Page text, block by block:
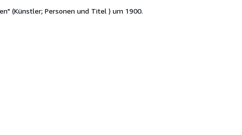
(Künstler; Personen und Titel ) um 1900.